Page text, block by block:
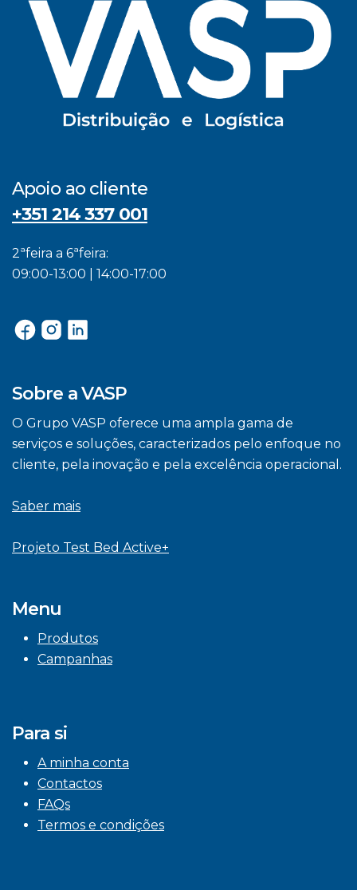
Apoio ao cliente
+351 214 337 001
2ªfeira a 6ªfeira:
09:00-13:00 | 14:00-17:00
Sobre a VASP
O Grupo VASP oferece uma ampla gama de
serviços e soluções, caracterizados pelo enfoque no
cliente, pela inovação e pela excelência operacional.
Saber mais
Projeto Test Bed Active+
Menu
Produtos
Campanhas
Para si
A minha conta
Contactos
FAQs
Termos e condições